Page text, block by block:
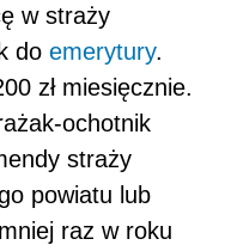
w straży
do emerytury.
zł miesięcznie.
ochotnik
straży
powiatu lub
raz w roku